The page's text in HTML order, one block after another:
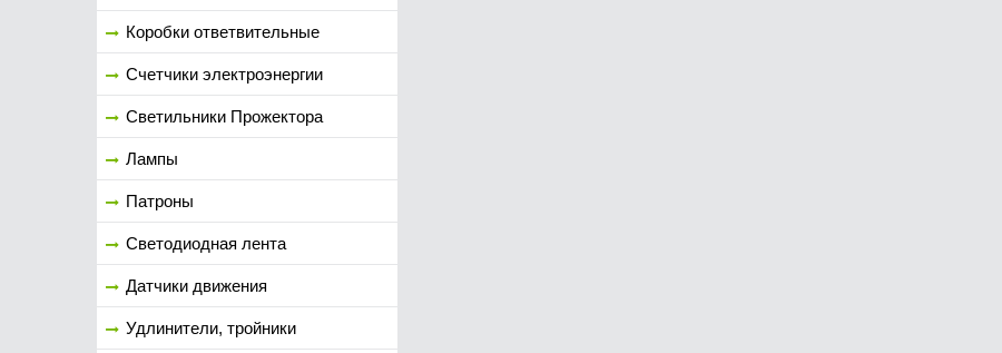
Коробки ответвительные
Счетчики электроэнергии
Светильники Прожектора
Лампы
Патроны
Светодиодная лента
Датчики движения
Удлинители, тройники